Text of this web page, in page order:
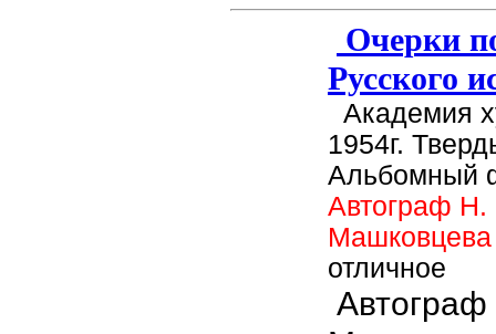
Очерки
Русского
Академия
1954г.
Альбомный
Автограф Н.
отличное